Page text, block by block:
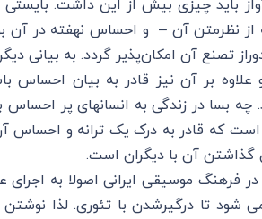
باید چیزی بیش از این داشت. بایستی
نظرمتن آن – و احساس نهفته در آن
تصنع آن امکان‌پذیر گردد. به بیانی
بر آن نیز قادر به بیان احساس
بسا در زندگی به انسانهای پر احساس
است که قادر به درک یک ترانه و احساس
گذاشتن آن با دیگران است.
فرهنگ موسیقی ایرانی اصولا به
شود تا درگیرشدن با تئوری. لذا نوشتن